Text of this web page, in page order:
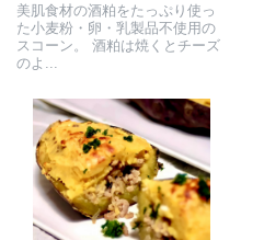
美肌食材の酒粕をたっぷり使っ
た小麦粉・卵・乳製品不使用の
スコーン。 酒粕は焼くとチーズ
のよ...